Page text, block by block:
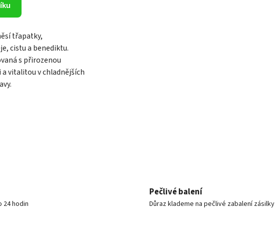
třapatky,
cistu a benediktu.
s přirozenou
vitalitou v chladnějších
24 hodin
Pečlivé balení
Důraz klademe na pečlivé zabalení zásilky